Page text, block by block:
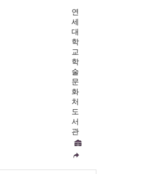
연
세
대
학
교
학
술
문
화
처
도
서
관